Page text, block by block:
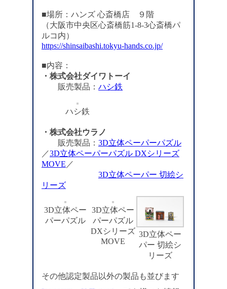
■場所：ハンズ 心斎橋店 ９階
（大阪市中央区心斎橋筋1-8-3心斎橋パ
ルコ内）
https://shinsaibashi.tokyu-hands.co.jp/
■内容：
・株式会社ダイワトーイ
販売製品： ハシ鉄
ハシ鉄
・株式会社ウラノ
販売製品： 3D立体ペーパーパズル
／3D立体ペーパーパズル DXシリーズ
MOVE ／
3D立体ペーパー 切絵シ
リーズ
3D立体ペー
パーパズル
3D立体ペー
パーパズル
DXシリーズ
MOVE
3D立体ペー
パー 切絵シ
リーズ
その他認定製品以外の製品も並びます